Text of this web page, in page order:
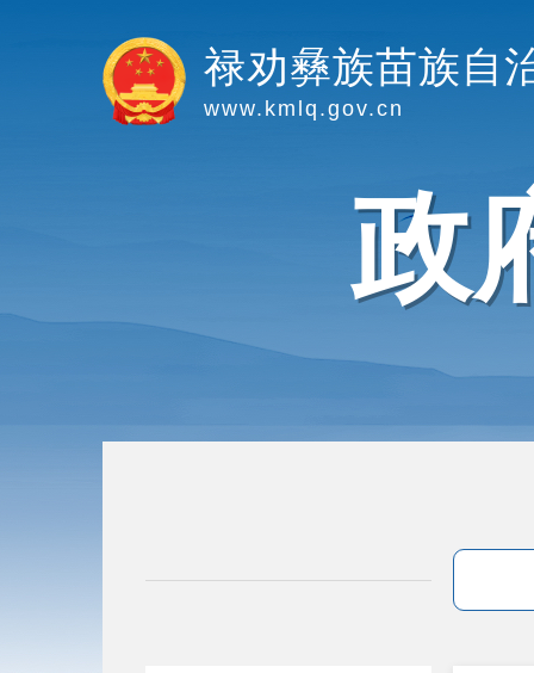
禄劝彝族苗族自
www.kmlq.gov.cn
政